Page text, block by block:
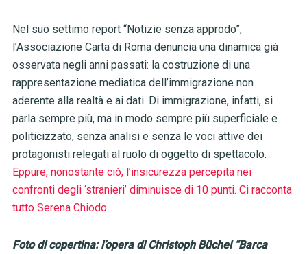
Nel suo settimo report “Notizie senza approdo”,
l’Associazione Carta di Roma denuncia una dinamica già
osservata negli anni passati: la costruzione di una
rappresentazione mediatica dell’immigrazione non
aderente alla realtà e ai dati. Di immigrazione, infatti, si
parla sempre più, ma in modo sempre più superficiale e
politicizzato, senza analisi e senza le voci attive dei
protagonisti relegati al ruolo di oggetto di spettacolo.
Eppure, nonostante ciò, l’insicurezza percepita nei
confronti degli ‘stranieri’ diminuisce di 10 punti. Ci racconta
tutto Serena Chiodo.
Foto di copertina: l’opera di Christoph Büchel “Barca